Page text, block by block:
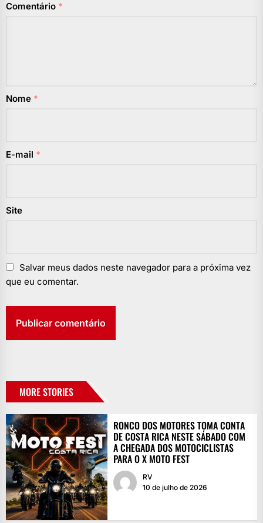
Comentário *
Nome *
E-mail *
Site
Salvar meus dados neste navegador para a próxima vez
que eu comentar.
MORE STORIES
RONCO DOS MOTORES TOMA CONTA
DE COSTA RICA NESTE SÁBADO COM
A CHEGADA DOS MOTOCICLISTAS
PARA O X MOTO FEST
RV
10 de julho de 2026